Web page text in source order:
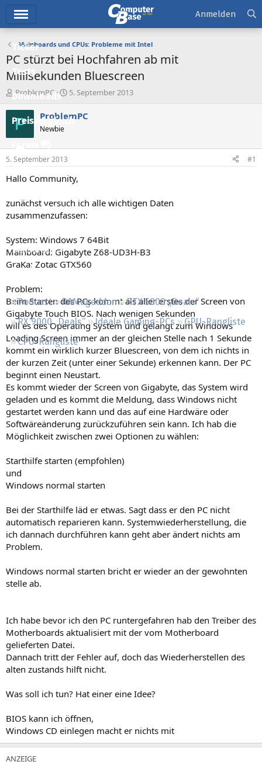
Ticker
Tests
Downloads
Preisvergleich
Forum
Aktuelles
Neue Beiträge
Leserartikel
Regeln
Podcast RAMageddon
RTX 5000 „Deals“
RX 9000 „Deals“
Ideale Gaming-PCs
GPU-Rangliste
CPU-Rangliste
Anmelden
Mainboards und CPUs: Probleme mit Intel
PC stürzt bei Hochfahren ab mit
Millisekunden Bluescreen
E
r
s
t
l
e
r
ProblemPC
E
s
t
a
m
5. September 2013
P ProblemPC
Newbie
5. September 2013 #1
Hallo Community,
zunächst versuch ich alle wichtigen Daten
zusammenzufassen:
System: Windows 7 64Bit
Mainboard: Gigabyte Z68-UD3H-B3
GraKa: Zotac GTX560
Problem:
Beim Starten des PCs kommt als aller erstes der Screen von
Gigabyte Touch BIOS. Nach wenigen Sekunden
will es des Operating System und gelangt zum Windows
Loading Screen immer an der gleichen Stelle nach 1 Sekunde
kommt ein wirklich kurzer Bluescreen, von dem ich nichts in
der kurzen Zeit (unter einer Sekunde) erkennen kann. Der PC
beginnt einen Neustart.
Es kommt wieder der Screen von Gigabyte, das System wird
geladen und es kommt die Meldung, dass Windows nicht
gestartet werden kann und das auf eine Hardwäre oder
Softwäreänderung zurückzuführen sein kann. Ich hab die
Möglichkeit zwischen zwei Optionen zu wählen:
Starthilfe starten (empfohlen)
und
Windows normal starten
Bei der Starthilfe läd er etwas. Sagt dass er den PC nicht
automatisch reparieren kann. Systemwiederherstellung, die
ich dannach durchführen kann geht aber ändert nichts am
Problem.
Windows normal starten bricht er wieder an der gewohnten
stelle ab.
Ich habe bevor ich den PC runtergefahren hab den Treiber des
Motherboards aktualisiert mit der vom Motherboard
gelieferten Datei.
Dannach tritt der Fehler auf, doch das Wiederherstellen des
alten zustands hilft nicht.
Was soll ich tun? Hat einer eine Idee?
BIOS kann ich öffnen,
Windows CD einlegen macht er nichts mit